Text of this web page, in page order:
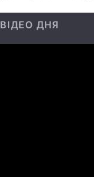
ВІДЕО ДНЯ